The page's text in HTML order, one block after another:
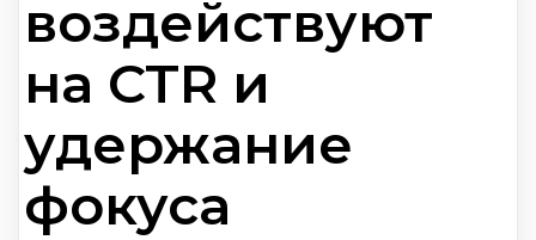
воздействуют
на CTR и
удержание
фокуса